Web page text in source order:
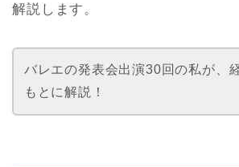
解説します。
バレエの発表会出演30回の私が、
もとに解説！